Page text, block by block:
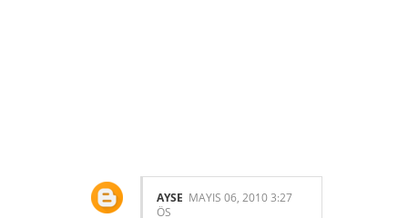
AYSE MAYIS 06, 2010 3:27
ÖS